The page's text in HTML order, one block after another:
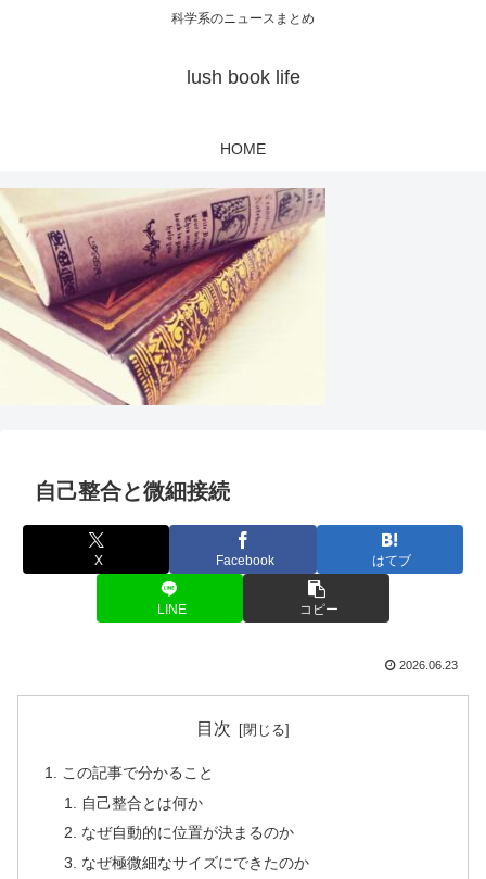
科学系のニュースまとめ
lush book life
HOME
自己整合と微細接続
X Facebook はてブ
LINE コピー
2026.06.23
目次
この記事で分かること
自己整合とは何か
なぜ自動的に位置が決まるのか
なぜ極微細なサイズにできたのか